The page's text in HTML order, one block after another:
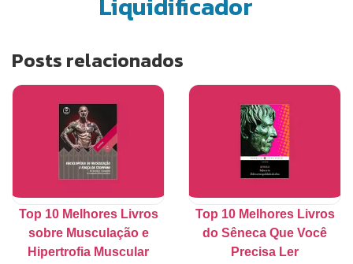
Posts relacionados
Top 10 Melhores Livros
sobre Musculação e
Hipertrofia Muscular
Top 10 Melhores Livros
do Sêneca Que Você
Precisa Ler